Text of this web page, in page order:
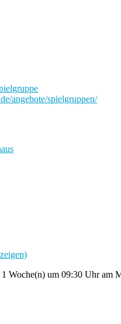
angebote/spielgruppen/
Woche(n) um 09:30 Uhr am